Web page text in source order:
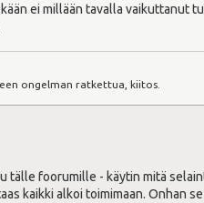
ei millään tavalla vaikuttanut
ongelman ratkettua, kiitos.
tälle foorumille - käytin mitä
kaikki alkoi toimimaan. Onhan